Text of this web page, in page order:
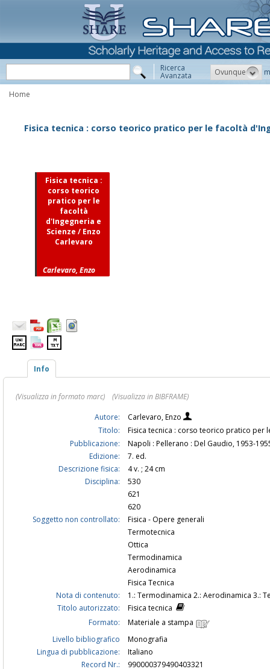
Ricerca
Avanzata Ovunque
Home
Fisica tecnica : corso teorico pratico per le facoltà
Fisica tecnica :
corso teorico
pratico per le
facoltà
d'Ingegneria e
Scienze / Enzo
Carlevaro
Carlevaro, Enzo
Info
(Visualizza in formato marc)
(Visualizza in BIBFRAME)
Autore:
Carlevaro, Enzo
Titolo:
Fisica tecnica : corso teorico pratico per
Pubblicazione:
Napoli : Pellerano : Del Gaudio, 1953-
Edizione:
7. ed.
Descrizione fisica:
4 v. ; 24 cm
Disciplina:
530
621
620
Soggetto non controllato:
Fisica - Opere generali
Termotecnica
Ottica
Termodinamica
Aerodinamica
Fisica Tecnica
Nota di contenuto:
1.: Termodinamica 2.: Aerodinamica 3.:
Titolo autorizzato:
Fisica tecnica
Formato:
Materiale a stampa
Livello bibliografico
Monografia
Lingua di pubblicazione:
Italiano
Record Nr.:
990000379490403321